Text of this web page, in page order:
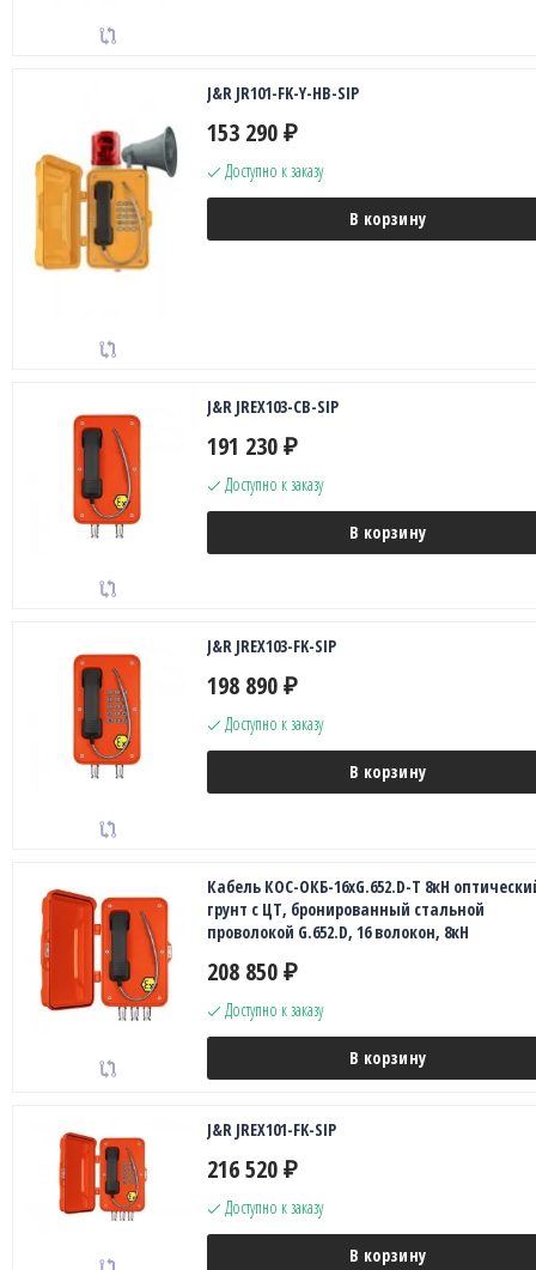
J&R JR101-FK-Y-HB-SIP
153 290 ₽
Доступно к заказу
В корзину
J&R JREX103-CB-SIP
191 230 ₽
Доступно к заказу
В корзину
J&R JREX103-FK-SIP
198 890 ₽
Доступно к заказу
В корзину
Кабель КОС-ОКБ-16хG.652.D-Т 8кН
грунт с ЦТ, бронированный стальной
проволокой G.652.D, 16 волокон, 8кН
208 850 ₽
Доступно к заказу
В корзину
J&R JREX101-FK-SIP
216 520 ₽
Доступно к заказу
В корзину